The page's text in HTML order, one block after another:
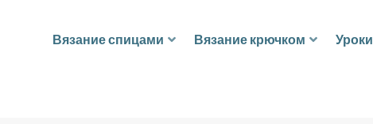
Вязание спицами Вязание крючком Уроки